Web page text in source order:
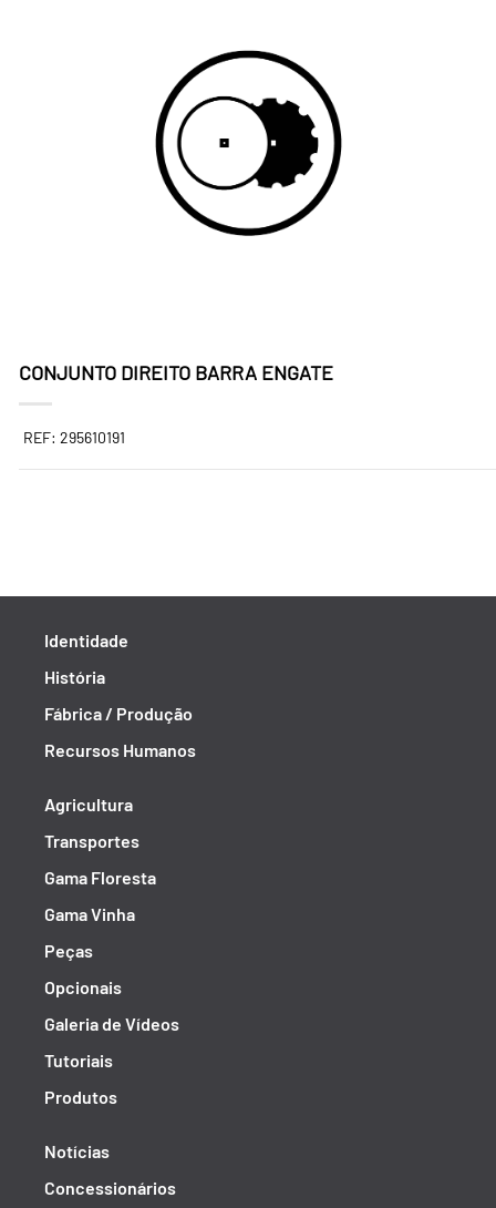
CONJUNTO DIREITO BARRA ENGATE
REF: 295610191
Identidade
História
Fábrica / Produção
Recursos Humanos
Agricultura
Transportes
Gama Floresta
Gama Vinha
Peças
Opcionais
Galeria de Vídeos
Tutoriais
Produtos
Notícias
Concessionários